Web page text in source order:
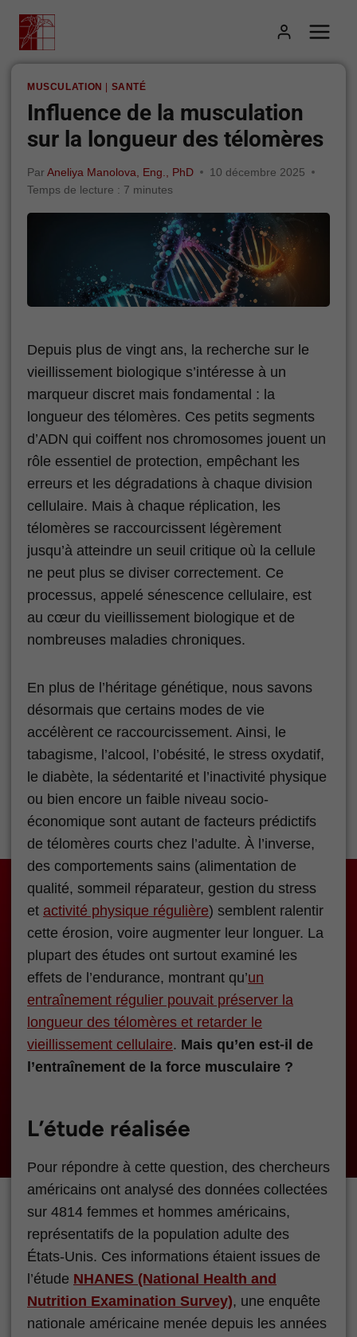
Aller
contenu
MUSCULATION SANTÉ
Influence de la musculation
sur la longueur des télomères
ParAneliya Manolova, Eng., PhD
10 décembre 2025
Temps de lecture : 7 minutes
Depuis plus de vingt ans, la recherche sur le
vieillissement biologique s’intéresse à un
marqueur discret mais fondamental : la
longueur des télomères. Ces petits segments
d’ADN qui coiffent nos chromosomes jouent un
rôle essentiel de protection, empêchant les
erreurs et les dégradations à chaque division
cellulaire. Mais à chaque réplication, les
télomères se raccourcissent légèrement
jusqu’à atteindre un seuil critique où la cellule
ne peut plus se diviser correctement. Ce
processus, appelé sénescence cellulaire, est
au cœur du vieillissement biologique et de
nombreuses maladies chroniques.
En plus de l’héritage génétique, nous savons
désormais que certains modes de vie
accélèrent ce raccourcissement. Ainsi, le
tabagisme, l’alcool, l’obésité, le stress oxydatif,
le diabète, la sédentarité et l’inactivité physique
ou bien encore un faible niveau socio-
économique sont autant de facteurs prédictifs
de télomères courts chez l’adulte. À l’inverse,
des comportements sains (alimentation de
qualité, sommeil réparateur, gestion du stress
et activité physique régulière) semblent ralentir
cette érosion, voire augmenter leur longuer. La
plupart des études ont surtout examiné les
effets de l’endurance, montrant qu’un
entraînement régulier pouvait préserver la
longueur des télomères et retarder le
vieillissement cellulaire. Mais qu’en est-il de
l’entraînement de la force musculaire ?
L’étude réalisée
Pour répondre à cette question, des chercheurs
américains ont analysé des données collectées
sur 4814 femmes et hommes américains,
représentatifs de la population adulte des
États-Unis. Ces informations étaient issues de
l’étude NHANES (National Health and
Nutrition Examination Survey), une enquête
nationale américaine menée depuis les années